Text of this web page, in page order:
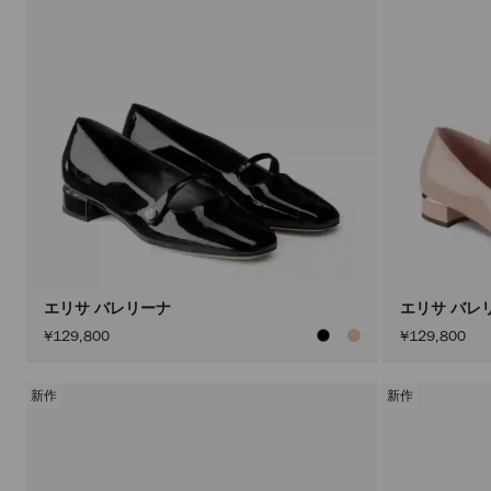
エリサ バレリーナ
¥129,800
エリサ バレ
¥129,800
新作 新作